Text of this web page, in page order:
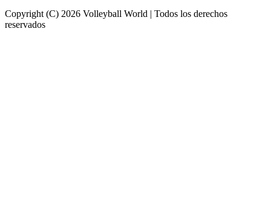
Copyright (C) 2026 Volleyball World | Todos los derechos
reservados